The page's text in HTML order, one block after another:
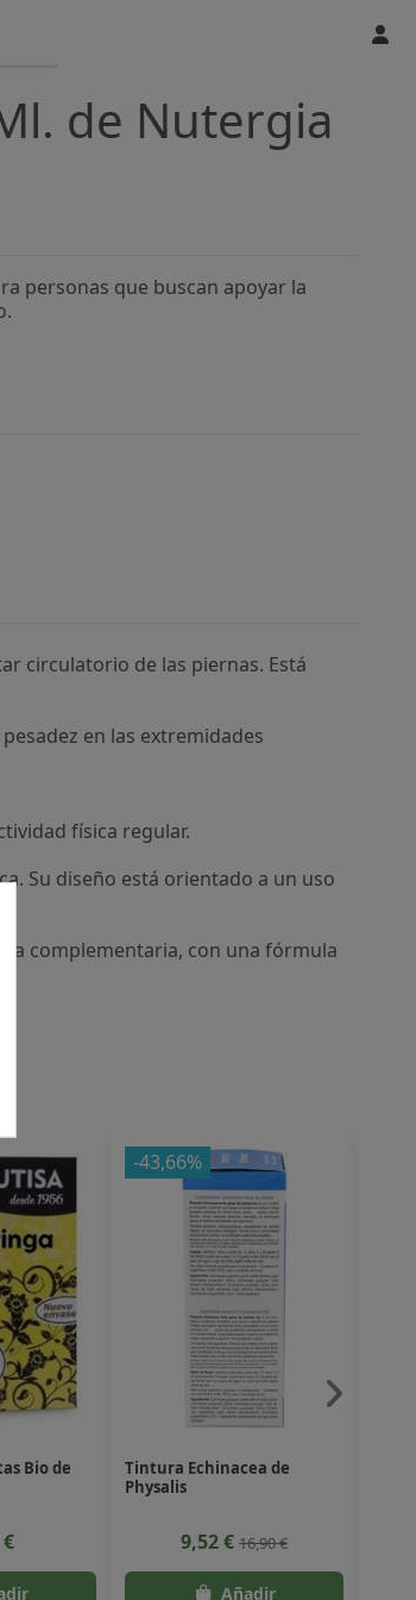
de Nutergia
personas que buscan apoyar la
circulatorio de las piernas. Está
en las extremidades
física regular.
Su diseño está orientado a un uso
complementaria, con una fórmula
Bio de
-43,66%
Tintura Echinacea de
Physalis
9,52 €16,90 €